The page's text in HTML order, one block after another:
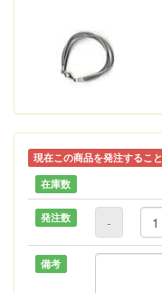
現在この商品を発注するこ
在庫数
発注数 -
備考